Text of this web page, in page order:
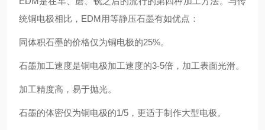
统铜电极相比，EDM用等静压石墨有如优点：
同体积石墨的价格仅为铜电极的25%。
石墨加工速度是铜电极加工速度的3-5倍，加工表面光滑。
加工精度高，易于抛光。
石墨的体密仅为铜电极的1/5，更适于制作大型电极。